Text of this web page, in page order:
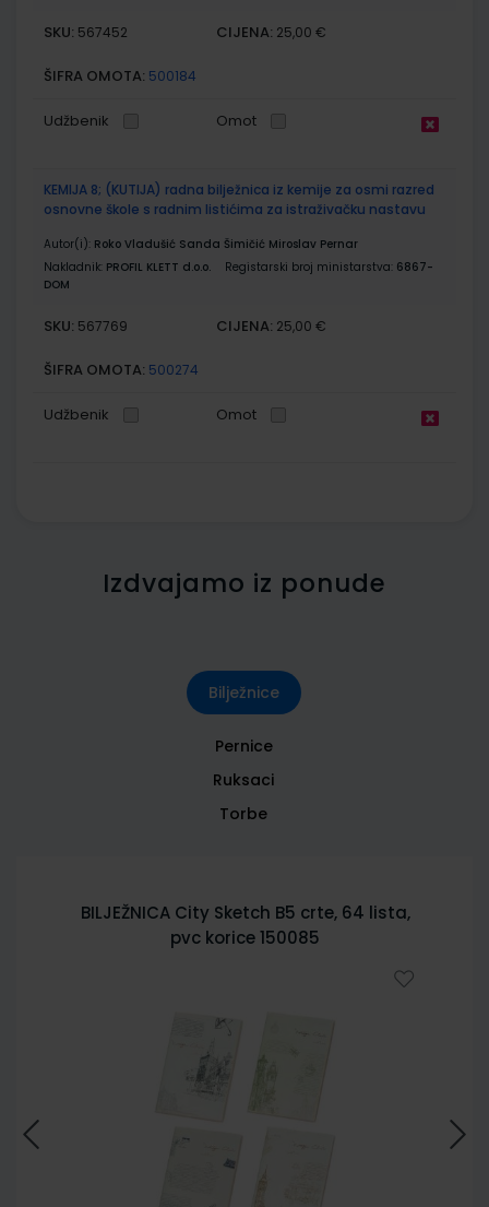
SKU: 567452 CIJENA: 25,00 €
ŠIFRA OMOTA: 500184
Udžbenik Omot
KEMIJA 8; (KUTIJA) radna bilježnica iz kemije za osmi razred
osnovne škole s radnim listićima za istraživačku nastavu
Autor(i): Roko Vladušić Sanda Šimičić Miroslav Pernar
Nakladnik: PROFIL KLETT d.o.o. Registarski broj ministarstva: 6867-
DOM
SKU: 567769 CIJENA: 25,00 €
ŠIFRA OMOTA: 500274
Udžbenik Omot
Izdvajamo iz ponude
Bilježnice
Pernice
Ruksaci
Torbe
BILJEŽNICA City Sketch B5 crte, 64 lista,
pvc korice 150085